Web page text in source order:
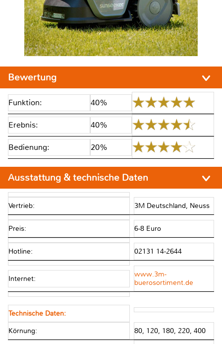
Bewertung
Funktion: 40%
Erebnis: 40%
Bedienung: 20%
Ausstattung & technische Daten
Vertrieb: 3M Deutschland, Neuss
Preis: 6-8 Euro
Hotline: 02131 14-2644
Internet:
www.3m-
buerosortiment.de
Technische Daten:
Körnung: 80, 120, 180, 220, 400